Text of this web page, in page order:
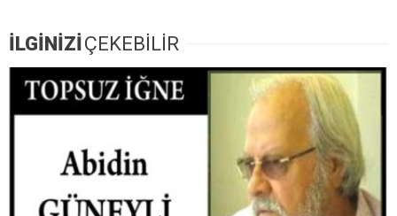
İLGİNİZİ ÇEKEBİLİR